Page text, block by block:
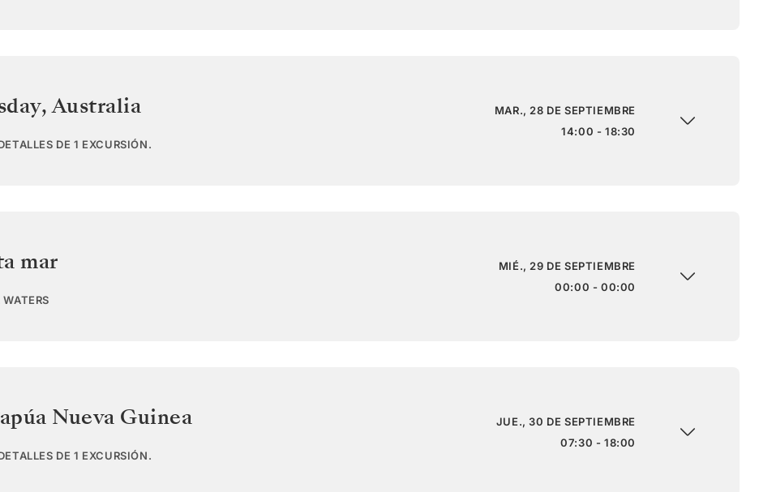
,Australia
DE 1 EXCURSIÓN.
MAR., 28 DE SEPTIEMBRE
14:00 - 18:30
mar
MIÉ., 29 DE SEPTIEMBRE
00:00 - 00:00
Nueva Guinea
DE 1 EXCURSIÓN.
JUE., 30 DE SEPTIEMBRE
07:30 - 18:00